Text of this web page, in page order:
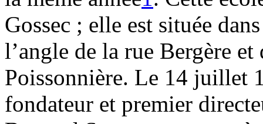
Gossec ; elle est située
l’angle de la rue Bergère
Poissonnière. Le 14 juillet
fondateur et premier